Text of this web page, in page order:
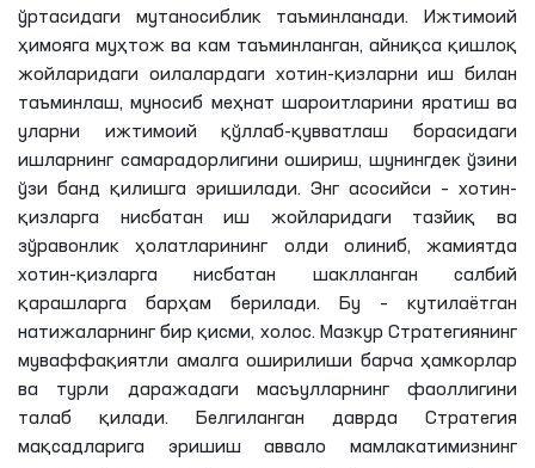
ўртасидаги мутаносиблик таъминланади. Ижтимоий
ҳимояга муҳтож ва кам таъминланган, айниқса қишлоқ
жойларидаги оилалардаги хотин-қизларни иш билан
таъминлаш, муносиб меҳнат шароитларини яратиш ва
уларни ижтимоий қўллаб-қувватлаш борасидаги
ишларнинг самарадорлигини ошириш, шунингдек ўзини
ўзи банд қилишга эришилади. Энг асосийси – хотин-
қизларга нисбатан иш жойларидаги тазйиқ ва
зўравонлик ҳолатларининг олди олиниб, жамиятда
хотин-қизларга нисбатан шаклланган салбий
қарашларга барҳам берилади. Бу – кутилаётган
натижаларнинг бир қисми, холос. Мазкур Стратегиянинг
муваффақиятли амалга оширилиши барча ҳамкорлар
ва турли даражадаги масъулларнинг фаоллигини
талаб қилади. Белгиланган даврда Стратегия
мақсадларига эришиш аввало мамлакатимизнинг